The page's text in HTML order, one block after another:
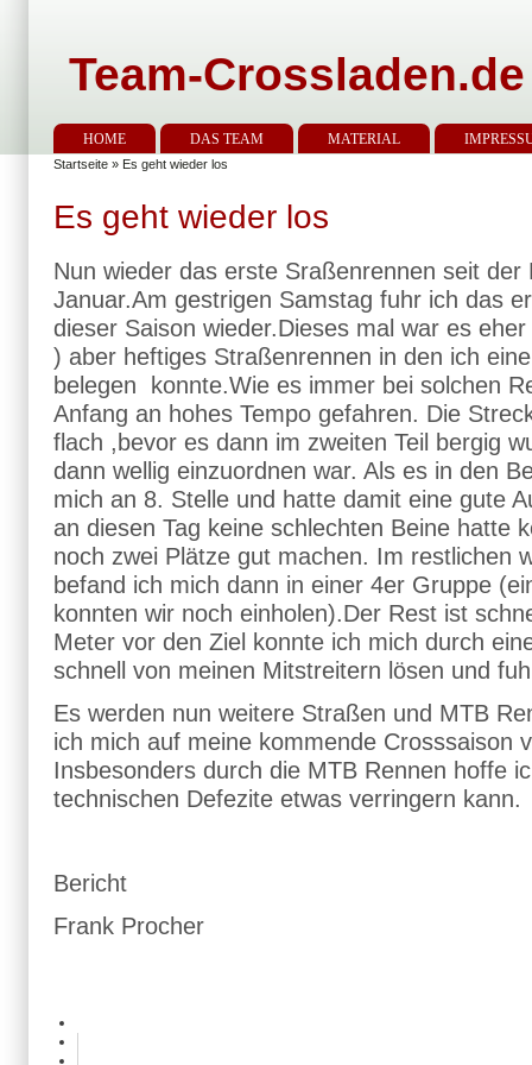
Team-Crossladen.de
HOME DAS TEAM MATERIAL
Startseite » Es geht wieder los
Es geht wieder los
Nun wieder das erste Sraßenrennen seit der
Januar.Am gestrigen Samstag fuhr ich das
dieser Saison wieder.Dieses mal war es
) aber heftiges Straßenrennen in den ich
belegen konnte.Wie es immer bei solchen
Anfang an hohes Tempo gefahren. Die
flach ,bevor es dann im zweiten Teil bergig
dann wellig einzuordnen war. Als es in den
mich an 8. Stelle und hatte damit eine gute
an diesen Tag keine schlechten Beine hatte
noch zwei Plätze gut machen. Im restlichen
befand ich mich dann in einer 4er Gruppe
konnten wir noch einholen).Der Rest ist
Meter vor den Ziel konnte ich mich durch
schnell von meinen Mitstreitern lösen und
Es werden nun weitere Straßen und MTB
ich mich auf meine kommende Crosssaison
Insbesonders durch die MTB Rennen hoffe
technischen Defezite etwas verringern kann.
Bericht
Frank Procher